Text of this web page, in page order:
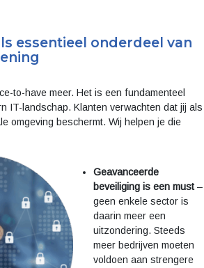
essentieel onderdeel van
to-have meer. Het is een fundamenteel
IT-landschap. Klanten verwachten dat jij als
omgeving beschermt. Wij helpen je die
Geavanceerde
beveiliging is een must–
geen enkele sector is
daarin meer een
uitzondering. Steeds
meer bedrijven moeten
voldoen aan strengere